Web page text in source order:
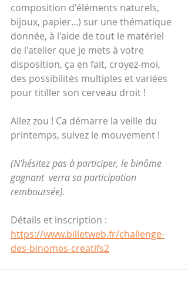
composition d'éléments naturels,
bijoux, papier...) sur une thématique
donnée, à l'aide de tout le matériel
de l'atelier que je mets à votre
disposition, ça en fait, croyez-moi,
des possibilités multiples et variées
pour titiller son cerveau droit !
Allez zou ! Ca démarre la veille du
printemps, suivez le mouvement !
(N'hésitez pas à participer, le binôme
gagnant  verra sa participation
remboursée).
Détails et inscription :
https://www.billetweb.fr/challenge-
des-binomes-creatifs2